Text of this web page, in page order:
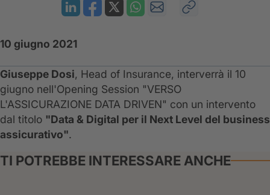
10 giugno 2021
Giuseppe Dosi, Head of Insurance, interverrà il 10
giugno nell'Opening Session "VERSO
L'ASSICURAZIONE DATA DRIVEN" con un intervento
dal titolo "Data & Digital per il Next Level del business
assicurativo".
TI POTREBBE INTERESSARE ANCHE